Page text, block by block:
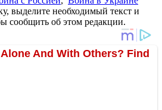
выделите необходимый текст и
сообщить об этом редакции.